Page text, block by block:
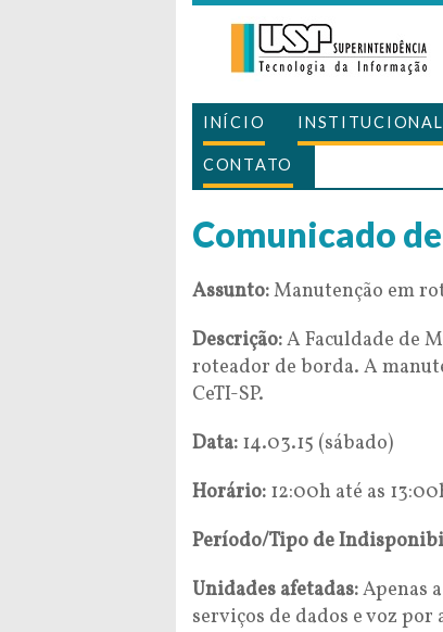
INÍCIO INSTITUCIONAL
CONTATO
Comunicado
Assunto:Manutenção em
Descrição:A Faculdade de
roteador de borda. A
CeTI-SP.
Data: 14.03.15 (sábado)
Horário: 12:00h até as
Período/Tipo de
Unidades afetadas:Apenas
serviços de dados e voz